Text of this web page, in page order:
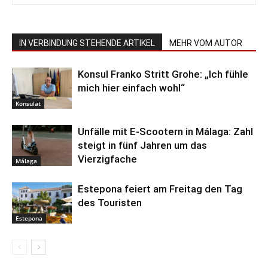
IN VERBINDUNG STEHENDE ARTIKEL MEHR VOM AUTOR
Konsulat
Konsul Franko Stritt Grohe: „Ich fühle
mich hier einfach wohl“
Málaga
Unfälle mit E-Scootern in Málaga: Zahl
steigt in fünf Jahren um das
Vierzigfache
Estepona
Estepona feiert am Freitag den Tag
des Touristen